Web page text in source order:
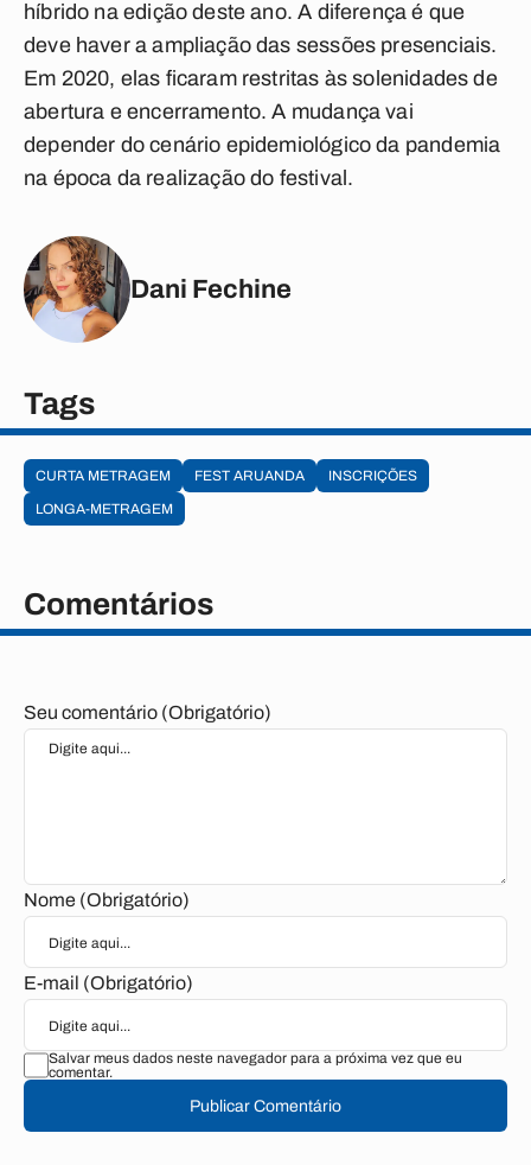
híbrido na edição deste ano. A diferença é que
deve haver a ampliação das sessões presenciais.
Em 2020, elas ficaram restritas às solenidades de
abertura e encerramento. A mudança vai
depender do cenário epidemiológico da pandemia
na época da realização do festival.
Dani Fechine
Tags
CURTA METRAGEM FEST ARUANDA
INSCRIÇÕES
LONGA-METRAGEM
Comentários
Seu comentário (Obrigatório)
Nome (Obrigatório)
E-mail (Obrigatório)
Salvar meus dados neste navegador para a próxima vez que eu
comentar.
Publicar Comentário